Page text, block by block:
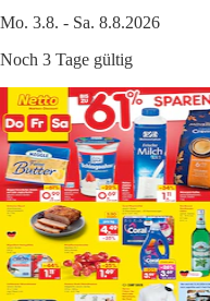
Mo. 3.8. - Sa. 8.8.2026
Noch 3 Tage gültig